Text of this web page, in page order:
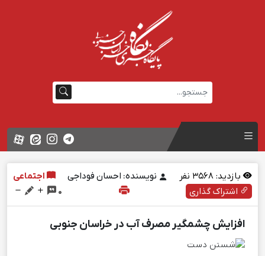
بازدید: نفر نویسنده: احسان فوداجی
اجتماعی
اشتراک گذاری
0
افزایش چشمگیر مصرف آب در خراسان جنوبی